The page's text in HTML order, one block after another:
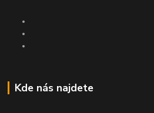
Kde nás najdete